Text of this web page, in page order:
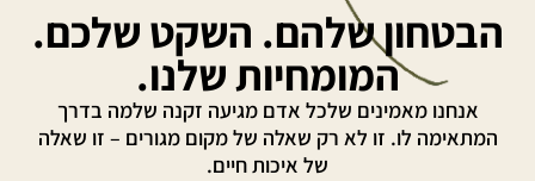
הבטחון שלהם. השקט שלכם.
המומחיות שלנו.
אנחנו מאמינים שלכל אדם מגיעה זקנה שלמה בדרך
המתאימה לו. זו לא רק שאלה של מקום מגורים – זו שאלה
של איכות חיים.